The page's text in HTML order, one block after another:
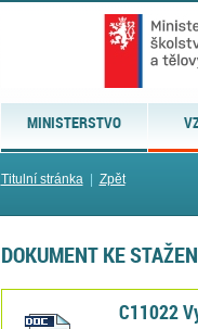
MINISTERSTVO
Titulní stránka| Zpět
DOKUMENT KE
C11022